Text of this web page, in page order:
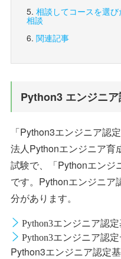
相談してコースを選び
相談
関連記事
Python3 エンジニ
「Python3エンジニア認
法人Pythonエンジニア育
試験で、「Pythonエンジ
です。Pythonエンジニア
分があります。
Python3エンジニア認
Python3エンジニア認
Python3エンジニア認定